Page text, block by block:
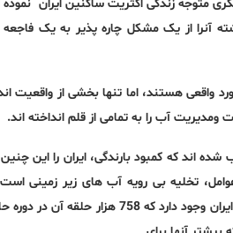
متوجه زندگی اکثریت ساکنین ایران
طبیعی است، اما حاکمیت جمهوری اسلامی طی 44 سال گذشته آنرا از یک مشکل
واقعی هستند، اما تنها بخشی از واقعیت
آب را به تمامی از قلم انداخته اند.
اند که کمبود بارندگی، ایران را این
تخلیە بی رویە آب های زیر زمینی
برنگشته است. مطابق آمارهای دولتی، رقمی نزدیک به یک میلیون